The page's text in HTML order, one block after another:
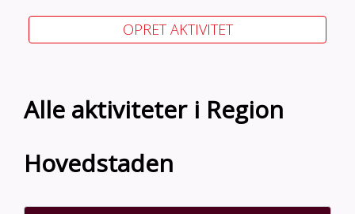
OPRET AKTIVITET
Alle aktiviteter i Region
Hovedstaden